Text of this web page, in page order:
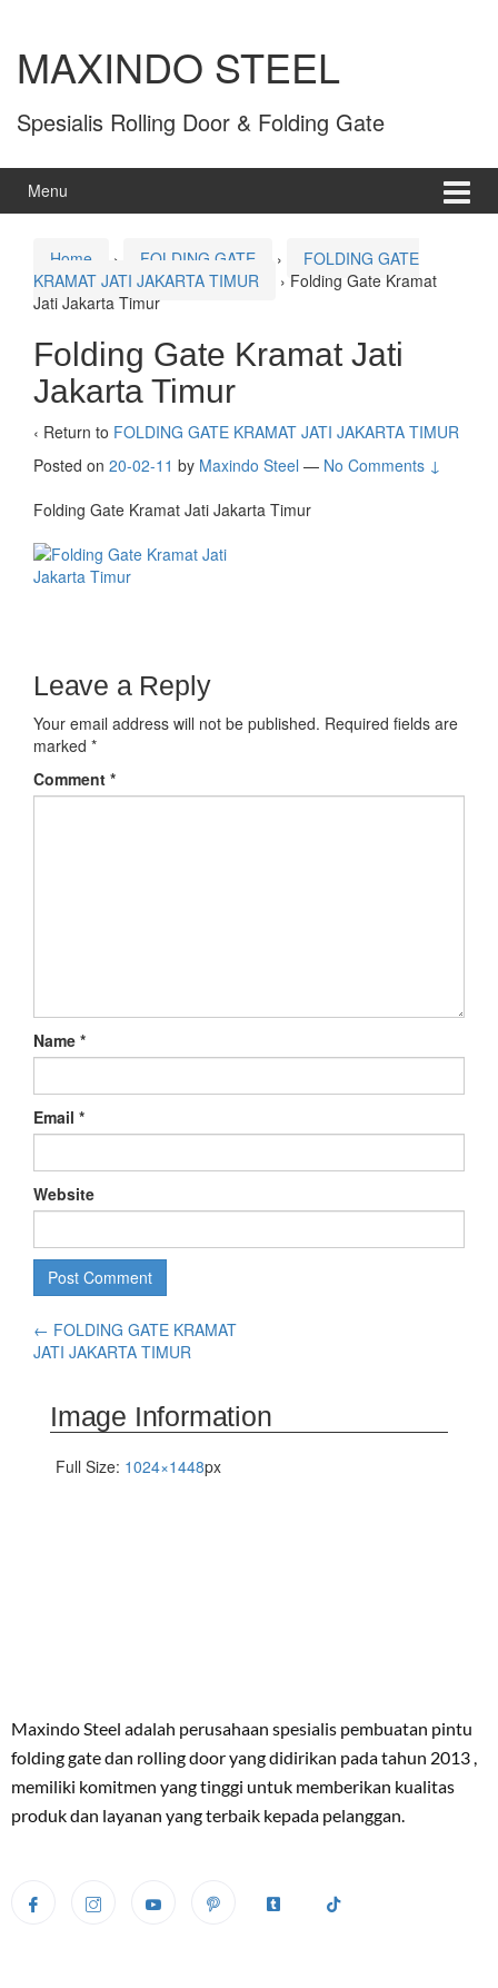
MAXINDO STEEL
Spesialis Rolling Door & Folding Gate
Menu
Home › FOLDING GATE ›
FOLDING GATE
KRAMAT JATI JAKARTA TIMUR
› Folding Gate Kramat
Jati Jakarta Timur
Folding Gate Kramat Jati
Jakarta Timur
‹ Return to FOLDING GATE KRAMAT JATI JAKARTA TIMUR
Posted on 20-02-11 by Maxindo Steel — No Comments ↓
Folding Gate Kramat Jati Jakarta Timur
Leave a Reply
Your email address will not be published. Required fields are
marked *
Comment *
Name *
Email *
Website
← FOLDING GATE KRAMAT
JATI JAKARTA TIMUR
Image Information
Full Size: 1024×1448px
Maxindo Steel adalah perusahaan spesialis pembuatan pintu
folding gate dan rolling door yang didirikan pada tahun 2013 ,
memiliki komitmen yang tinggi untuk memberikan kualitas
produk dan layanan yang terbaik kepada pelanggan.